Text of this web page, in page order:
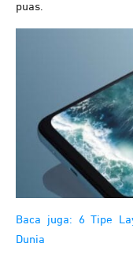
puas.
Baca juga: 6 Tipe
Dunia